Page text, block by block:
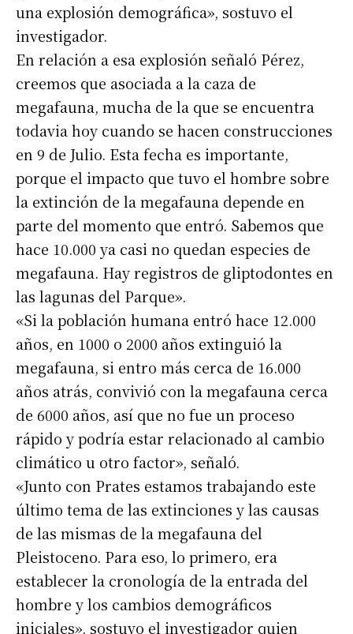
una explosión demográfica», sostuvo el
investigador.
En relación a esa explosión señaló Pérez,
creemos que asociada a la caza de
megafauna, mucha de la que se encuentra
todavia hoy cuando se hacen construcciones
en 9 de Julio. Esta fecha es importante,
porque el impacto que tuvo el hombre sobre
la extinción de la megafauna depende en
parte del momento que entró. Sabemos que
hace 10.000 ya casi no quedan especies de
megafauna. Hay registros de gliptodontes en
las lagunas del Parque».
«Si la población humana entró hace 12.000
años, en 1000 o 2000 años extinguió la
megafauna, si entro más cerca de 16.000
años atrás, convivió con la megafauna cerca
de 6000 años, así que no fue un proceso
rápido y podría estar relacionado al cambio
climático u otro factor», señaló.
«Junto con Prates estamos trabajando este
último tema de las extinciones y las causas
de las mismas de la megafauna del
Pleistoceno. Para eso, lo primero, era
establecer la cronología de la entrada del
hombre y los cambios demográficos
iniciales», sostuvo el investigador quien